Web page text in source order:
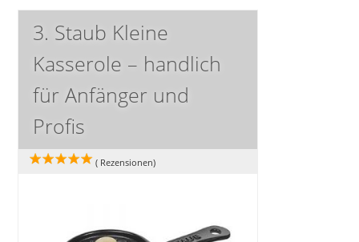
3. Staub Kleine
Kasserole – handlich
für Anfänger und
Profis
( Rezensionen)